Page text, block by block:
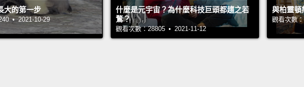
and that's where all the
are.
There's a square called
Mark's church in the middle.
大的第一步
• 2021-10-29
什麼是元宇宙？為什麼科技巨頭都趨之若
鶩？
觀看次數：28805 • 2021-11-12
與柏靈頓
觀看次數